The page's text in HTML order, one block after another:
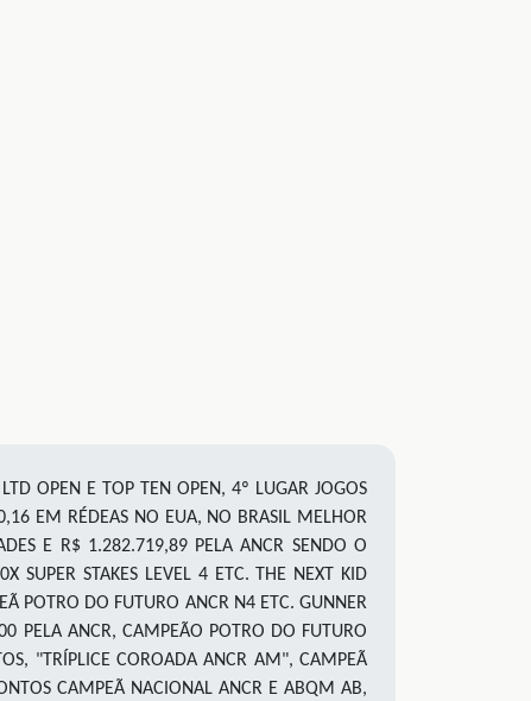
OPEN E TOP TEN OPEN, 4º LUGAR JOGOS
EM RÉDEAS NO EUA, NO BRASIL MELHOR
E R$ 1.282.719,89 PELA ANCR SENDO O
SUPER STAKES LEVEL 4 ETC. THE NEXT KID
POTRO DO FUTURO ANCR N4 ETC. GUNNER
PELA ANCR, CAMPEÃO POTRO DO FUTURO
"TRÍPLICE COROADA ANCR AM", CAMPEÃ
CAMPEÃ NACIONAL ANCR E ABQM AB,